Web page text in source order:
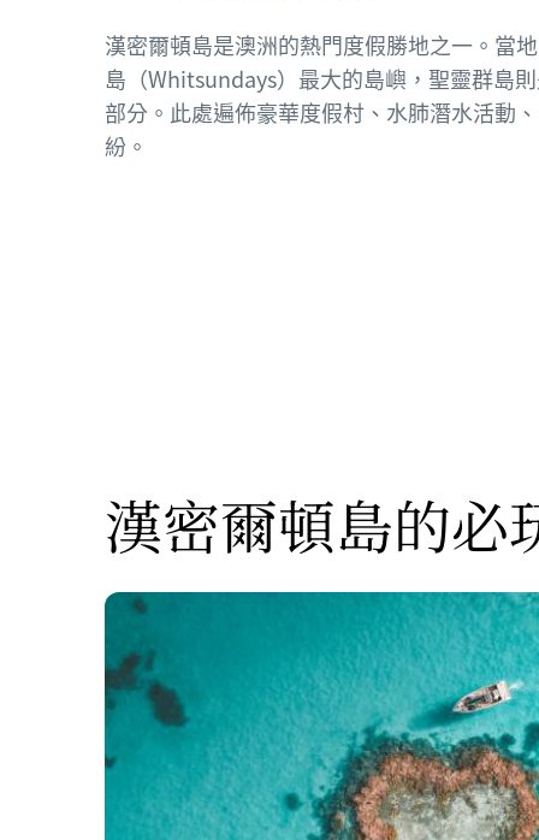
漢密爾頓島是澳洲的熱門度假勝地之一。當
島（Whitsundays）最大的島嶼，聖靈群島
部分。此處遍佈豪華度假村、水肺潛水活動
紛。
漢密爾頓島的必